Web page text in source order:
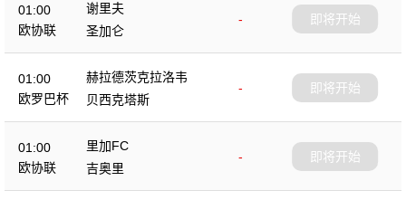
01:00
欧协联
谢里夫
-
圣加仑
即将开始
01:00
欧罗巴杯
赫拉德茨克拉洛韦
-
贝西克塔斯
即将开始
01:00
欧协联
里加FC
-
吉奥里
即将开始